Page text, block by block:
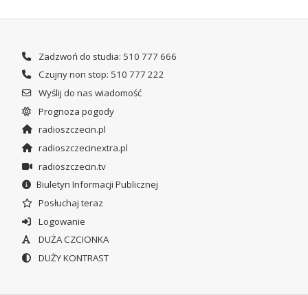
Zadzwoń do studia: 510 777 666
Czujny non stop: 510 777 222
Wyślij do nas wiadomość
Prognoza pogody
radioszczecin.pl
radioszczecinextra.pl
radioszczecin.tv
Biuletyn Informacji Publicznej
Posłuchaj teraz
Logowanie
DUŻA CZCIONKA
DUŻY KONTRAST